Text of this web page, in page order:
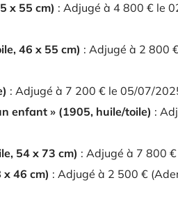
x 55 cm) : Adjugé à 4 800 € le
46 x 55 cm) : Adjugé à 2 800
: Adjugé à 7 200 € le 05/07/
enfant » (1905, huile/toile) :
54 x 73 cm) : Adjugé à 7 800 €
x 46 cm) : Adjugé à 2 500 €